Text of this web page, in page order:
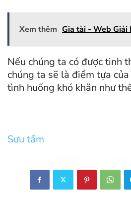
Xem thêm Gia tài - Web Giải
Nếu chúng ta có được tinh
chúng ta sẽ là điểm tựa
tình huống khó khăn như
Sưu tầm